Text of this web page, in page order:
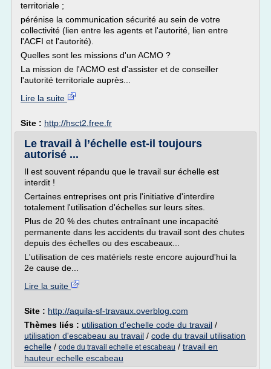
territoriale ;
pérénise la communication sécurité au sein de votre
collectivité (lien entre les agents et l'autorité, lien entre
l'ACFI et l'autorité).
Quelles sont les missions d'un ACMO ?
La mission de l'ACMO est d'assister et de conseiller
l'autorité territoriale auprès...
Lire la suite
Site : http://hsct2.free.fr
Le travail à l’échelle est-il toujours
autorisé ...
Il est souvent répandu que le travail sur échelle est
interdit !
Certaines entreprises ont pris l'initiative d'interdire
totalement l'utilisation d'échelles sur leurs sites.
Plus de 20 % des chutes entraînant une incapacité
permanente dans les accidents du travail sont des chutes
depuis des échelles ou des escabeaux...
L'utilisation de ces matériels reste encore aujourd'hui la
2e cause de...
Lire la suite
Site : http://aquila-sf-travaux.overblog.com
Thèmes liés : utilisation d'echelle code du travail /
utilisation d'escabeau au travail / code du travail utilisation
echelle / code du travail echelle et escabeau / travail en
hauteur echelle escabeau